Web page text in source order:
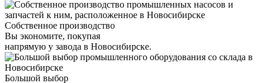
Собственное производство
Вы экономите, покупая
напрямую у завода в Новосибирске.
Большой выбор